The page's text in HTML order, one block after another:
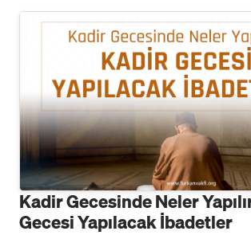
Kadir Gecesinde Neler
Gecesi Yapılacak İbadetler